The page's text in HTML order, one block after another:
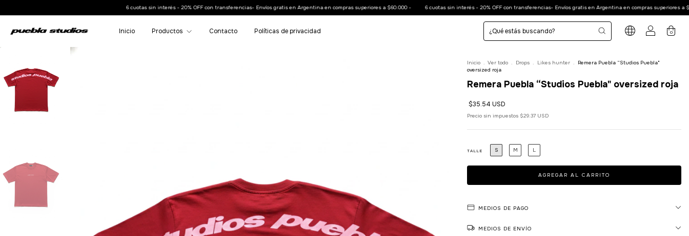
6 cuotas sin interés - 20% OFF con transferencias- Envíos gratis en Argentina en compras superiores a $60.000 - 6 cuotas sin interés - 20% OFF con transferencias- Envíos gratis en Argentina en compras superiores a $60.000 - 6
Inicio Productos Contacto Políticas de privacidad 0
Inicio . Ver todo . Drops . Likes hunter .
Remera Puebla “Studios Puebla"
oversized roja
Remera Puebla “Studios Puebla" oversized roja
$35.54 USD
Precio sin impuestos $29.37 USD
TALLE S M L
MEDIOS DE PAGO
MEDIOS DE ENVÍO